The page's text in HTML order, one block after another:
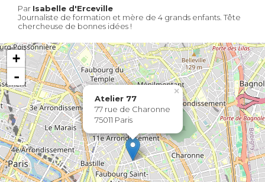
Par Isabelle d'Erceville
Journaliste de formation et mère de 4 grands enfants. Tête
chercheuse de bonnes idées !
×
Atelier 77
77 rue de Charonne
75011 Paris
+
-